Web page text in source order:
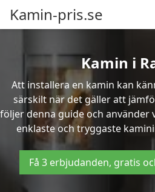
Kamin-pris.se
Kamin i
Att installera en kamin kan
särskilt när det gäller att
följer denna guide och
enklaste och tryggaste
Få 3 erbjudanden, gratis